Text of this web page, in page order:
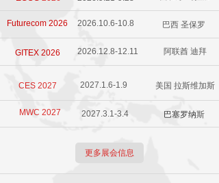
Futurecom 2026 巴西 圣保罗
2026.10.6-10.8
美国 拉斯维加斯
2027.1.6-1.9
CES 2027
更多展会信息
GITEX 2026 阿联酋 迪拜
2026.12.8-12.11
巴塞罗纳斯
2027.3.1-3.4
MWC 2027